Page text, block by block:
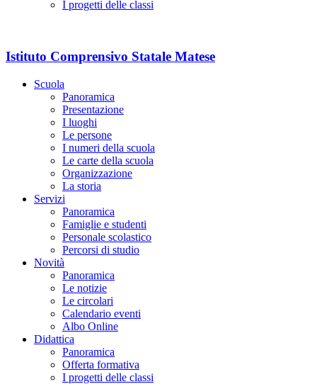
I progetti delle classi
Istituto Comprensivo Statale Matese
Scuola
Panoramica
Presentazione
I luoghi
Le persone
I numeri della scuola
Le carte della scuola
Organizzazione
La storia
Servizi
Panoramica
Famiglie e studenti
Personale scolastico
Percorsi di studio
Novità
Panoramica
Le notizie
Le circolari
Calendario eventi
Albo Online
Didattica
Panoramica
Offerta formativa
I progetti delle classi